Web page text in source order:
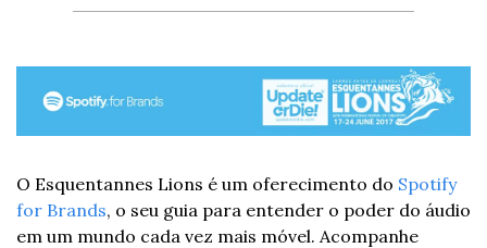
O Esquentannes Lions é um oferecimento do Spotify
for Brands, o seu guia para entender o poder do áudio
em um mundo cada vez mais móvel. Acompanhe